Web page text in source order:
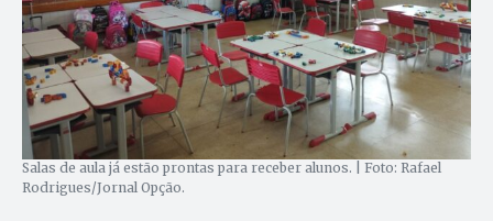
Salas de aula já estão prontas para receber alunos. | Foto: Rafael
Rodrigues/Jornal Opção.